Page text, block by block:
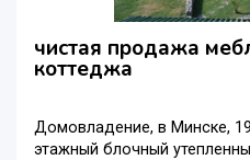
чистая продажа
коттеджа
Домовладение, в Минске,
этажный блочный